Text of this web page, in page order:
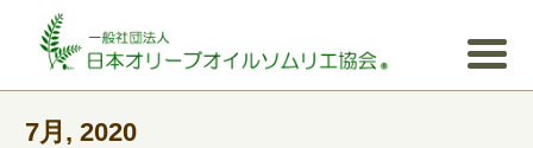
7月, 2020